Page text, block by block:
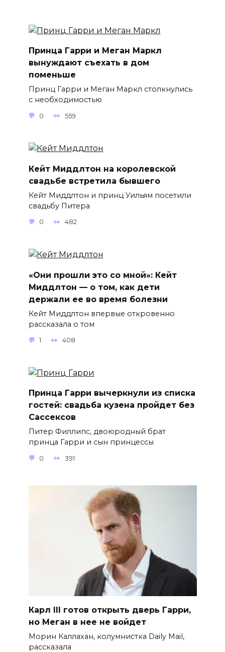
Принца Гарри и Меган Маркл
вынуждают съехать в дом
поменьше
Принц Гарри и Меган Маркл столкнулись
с необходимостью
0 559
Кейт Миддлтон на королевской
свадьбе встретила бывшего
Кейт Миддлтон и принц Уильям посетили
свадьбу Питера
0 482
«Они прошли это со мной»: Кейт
Миддлтон — о том, как дети
держали ее во время болезни
Кейт Миддлтон впервые откровенно
рассказала о том
1 408
Принца Гарри вычеркнули из списка
гостей: свадьба кузена пройдет без
Сассексов
Питер Филлипс, двоюродный брат
принца Гарри и сын принцессы
0 391
Карл III готов открыть дверь Гарри,
но Меган в нее не войдет
Морин Каллахан, колумнистка Daily Mail,
рассказала